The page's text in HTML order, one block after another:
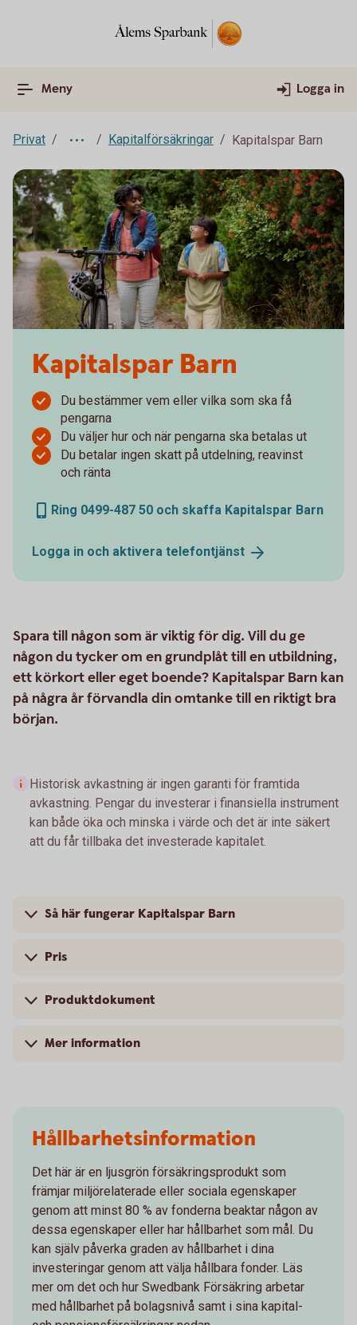
Meny Logga in
Privat Kapitalförsäkringar Kapitalspar Barn
Kapitalspar Barn
Du bestämmer vem eller vilka som ska få
pengarna
Du väljer hur och när pengarna ska betalas ut
Du betalar ingen skatt på utdelning, reavinst
och ränta
Ring 0499-487 50 och skaffa Kapitalspar Barn
Logga in och aktivera telefontjänst
Spara till någon som är viktig för dig. Vill du ge
någon du tycker om en grundplåt till en utbildning,
ett körkort eller eget boende? Kapitalspar Barn kan
på några år förvandla din omtanke till en riktigt bra
början.
Historisk avkastning är ingen garanti för framtida
avkastning. Pengar du investerar i finansiella instrument
kan både öka och minska i värde och det är inte säkert
att du får tillbaka det investerade kapitalet.
Så här fungerar Kapitalspar Barn
Pris
Produktdokument
Mer information
Hållbarhetsinformation
Det här är en ljusgrön försäkringsprodukt som
främjar miljörelaterade eller sociala egenskaper
genom att minst 80 % av fonderna beaktar någon av
dessa egenskaper eller har hållbarhet som mål. Du
kan själv påverka graden av hållbarhet i dina
investeringar genom att välja hållbara fonder. Läs
mer om det och hur Swedbank Försäkring arbetar
med hållbarhet på bolagsnivå samt i sina kapital-